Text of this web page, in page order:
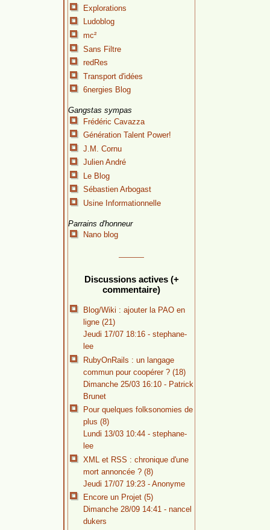
Explorations
Ludoblog
mc²
Sans Filtre
redRes
Transport d'idées
6nergies Blog
Gangstas sympas
Frédéric Cavazza
Génération Talent Power!
J.M. Cornu
Julien André
Le Blog
Sébastien Arbogast
Usine Informationnelle
Parrains d'honneur
Nano blog
Discussions actives (+
commentaire)
Blog/Wiki : ajouter la PAO en
ligne (21)
Jeudi 17/07 18:16 - stephane-
lee
RubyOnRails : un langage
commun pour coopérer ? (18)
Dimanche 25/03 16:10 - Patrick
Brunet
Pour quelques folksonomies de
plus (8)
Lundi 13/03 10:44 - stephane-
lee
XML et RSS : chronique d'une
mort annoncée ? (8)
Jeudi 17/07 19:23 - Anonyme
Encore un Projet (5)
Dimanche 28/09 14:41 - nancel
dukers